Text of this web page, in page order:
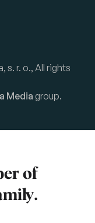
s. r. o., All rights
Media group.
of